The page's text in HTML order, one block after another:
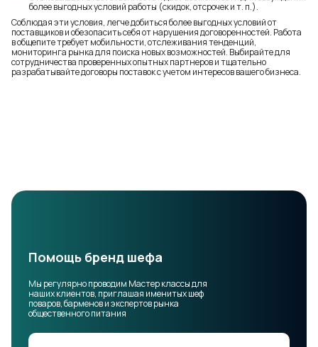
более выгодных условий работы (скидок, отсрочек и т. п.).
Соблюдая эти условия, легче добиться более выгодных условий от
поставщиков и обезопасить себя от нарушения договоренностей. Работа
в общепите требует мобильности, отслеживания тенденций,
мониторинга рынка для поиска новых возможностей. Выбирайте для
сотрудничества проверенных опытных партнеров и тщательно
разрабатывайте договоры поставок с учетом интересов вашего бизнеса.
Помощь бренд шефа
Мы регулярно проводим Мастер классы для
наших клиентов, приглашая именитых шеф
поваров, барменов и экспертов рынка
общественного питания